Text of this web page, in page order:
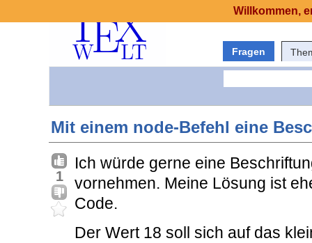
Fragen
Mit einem node-Befehl eine
1
Ich würde gerne eine
vornehmen. Meine Lösung ist
Code.
Der Wert 18 soll sich auf das
Willkommen,